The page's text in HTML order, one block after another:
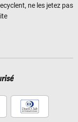
ne les jetez pas